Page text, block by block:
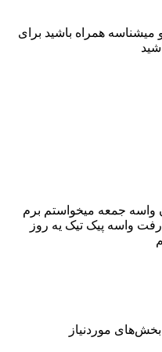
میشناسه همراه باشید برای
واسه جمعه میخواستم برم
واسه پیک تیک یه روز
بخش‌های موردنیاز